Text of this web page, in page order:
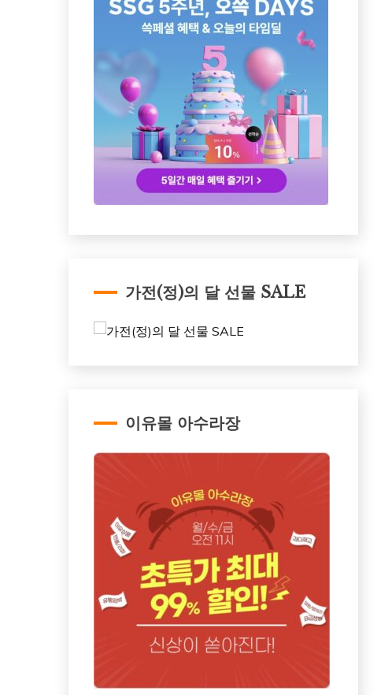
가전(정)의 달 선물 SALE
이유몰 아수라장